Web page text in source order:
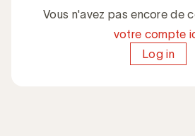
Vous n'avez pas encore de
votre compte
Log in